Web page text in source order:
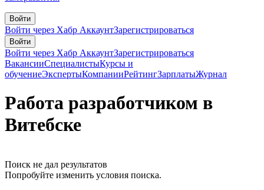
Войти
Войти через Хабр АккаунтЗарегистрироваться
Войти
Войти через Хабр АккаунтЗарегистрироваться
ВакансииСпециалистыКурсы и
обучениеЭкспертыКомпанииРейтингЗарплатыЖурнал
Работа разработчиком в
Витебске
Поиск не дал результатов
Попробуйте изменить условия поиска.